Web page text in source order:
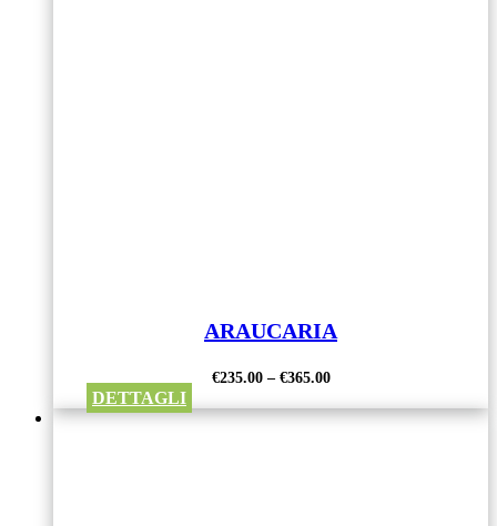
ARAUCARIA
€235.00– €365.00
DETTAGLI